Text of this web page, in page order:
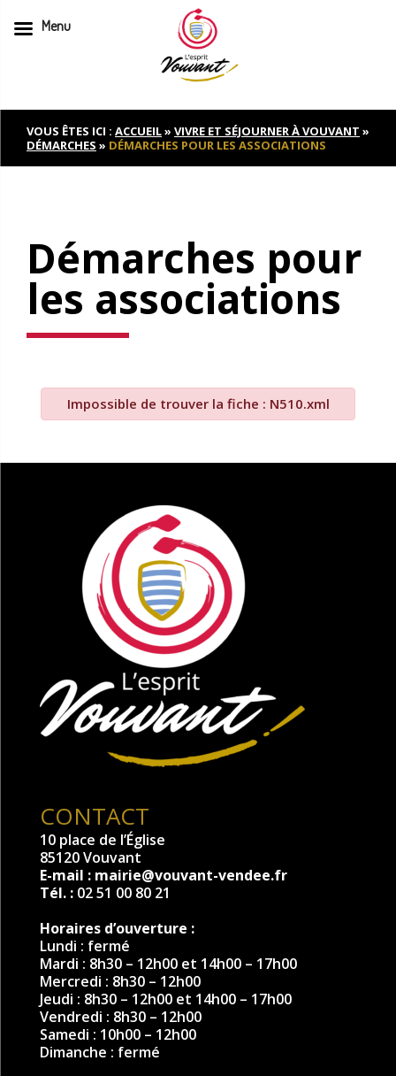
to
contentVOUS ÊTES ICI : ACCUEIL» VIVRE ET SÉJOURNER À VOUVANT »
DÉMARCHES » DÉMARCHES POUR LES ASSOCIATIONS
Démarches pour
les associations
Impossible de trouver la fiche : N510.xml
CONTACT
10 place de l’Église
85120 Vouvant
E-mail : mairie@vouvant-vendee.fr
Tél. : 02 51 00 80 21
Horaires d’ouverture :
Lundi : fermé
Mardi : 8h30 – 12h00 et 14h00 – 17h00
Mercredi : 8h30 – 12h00
Jeudi : 8h30 – 12h00 et 14h00 – 17h00
Vendredi : 8h30 – 12h00
Samedi : 10h00 – 12h00
Dimanche : fermé
Menu